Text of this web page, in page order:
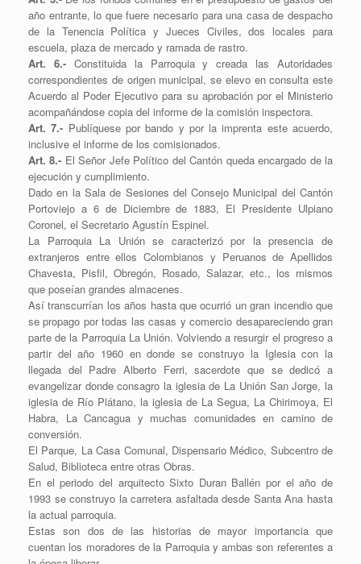
año entrante, lo que fuere necesario para una casa de despacho
de la Tenencia Política y Jueces Civiles, dos locales para
escuela, plaza de mercado y ramada de rastro.
Art. 6.-Constituida la Parroquia y creada las Autoridades
correspondientes de origen municipal, se elevo en consulta este
Acuerdo al Poder Ejecutivo para su aprobación por el Ministerio
acompañándose copia del informe de la comisión inspectora.
Art. 7.- Publíquese por bando y por la imprenta este acuerdo,
inclusive el informe de los comisionados.
Art. 8.- El Señor Jefe Político del Cantón queda encargado de la
ejecución y cumplimiento.
Dado en la Sala de Sesiones del Consejo Municipal del Cantón
Portoviejo a 6 de Diciembre de 1883, El Presidente Ulpiano
Coronel, el Secretario Agustín Espinel.
La Parroquia La Unión se caracterizó por la presencia de
extranjeros entre ellos Colombianos y Peruanos de Apellidos
Chavesta, Pisfil, Obregón, Rosado, Salazar, etc., los mismos
que poseían grandes almacenes.
Así transcurrían los años hasta que ocurrió un gran incendio que
se propago por todas las casas y comercio desapareciendo gran
parte de la Parroquia La Unión. Volviendo a resurgir el progreso a
partir del año 1960 en donde se construyo la Iglesia con la
llegada del Padre Alberto Ferri, sacerdote que se dedicó a
evangelizar donde consagro la iglesia de La Unión San Jorge, la
iglesia de Río Plátano, la iglesia de La Segua, La Chirimoya, El
Habra, La Cancagua y muchas comunidades en camino de
conversión.
El Parque, La Casa Comunal, Dispensario Médico, Subcentro de
Salud, Biblioteca entre otras Obras.
En el periodo del arquitecto Sixto Duran Ballén por el año de
1993 se construyo la carretera asfaltada desde Santa Ana hasta
la actual parroquia.
Estas son dos de las historias de mayor importancia que
cuentan los moradores de la Parroquia y ambas son referentes a